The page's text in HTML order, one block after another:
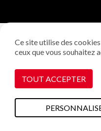
Gestion des cookies
Ce site utilise des
ceux que vous souhaitez
TOUT ACCEPTER